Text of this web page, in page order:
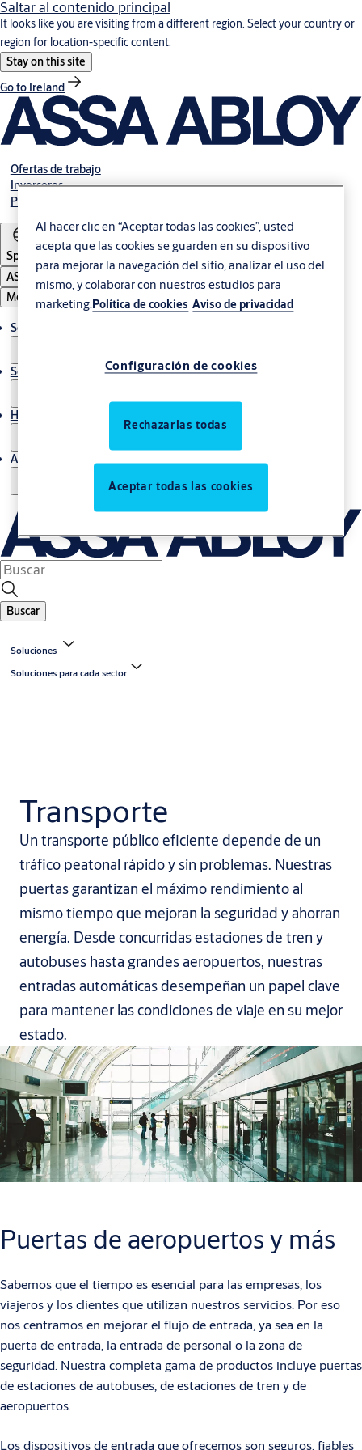
Saltar al contenido principal
It looks like you are visiting from a different region. Select your country or
region for location-specific content.
Stay on this site
Go to Ireland
Ofertas de trabajo
Inversores
Póngase en contacto con nosotros
Spain
ASSA ABLOY Group
Menú
Soluciones
Servicio de mantenimiento
Historias
Acerca de nosotros
Buscar
Soluciones
Soluciones para cada sector
Transporte
Un transporte público eficiente depende de un
tráfico peatonal rápido y sin problemas. Nuestras
puertas garantizan el máximo rendimiento al
mismo tiempo que mejoran la seguridad y ahorran
energía. Desde concurridas estaciones de tren y
autobuses hasta grandes aeropuertos, nuestras
entradas automáticas desempeñan un papel clave
para mantener las condiciones de viaje en su mejor
estado.
Puertas de aeropuertos y más
Sabemos que el tiempo es esencial para las empresas, los
viajeros y los clientes que utilizan nuestros servicios. Por eso
nos centramos en mejorar el flujo de entrada, ya sea en la
puerta de entrada, la entrada de personal o la zona de
seguridad. Nuestra completa gama de productos incluye puertas
de estaciones de autobuses, de estaciones de tren y de
aeropuertos.
Los dispositivos de entrada que ofrecemos son seguros, fiables
Al hacer clic en “Aceptar todas las cookies”, usted
acepta que las cookies se guarden en su dispositivo
para mejorar la navegación del sitio, analizar el uso del
mismo, y colaborar con nuestros estudios para
marketing.Política de cookies Aviso de privacidad
Configuración de cookies
Rechazarlas todas
Aceptar todas las cookies